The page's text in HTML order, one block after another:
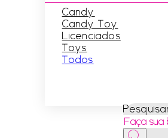
Candy
Candy Toy
Licenciados
Toys
Todos